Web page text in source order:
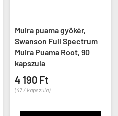
Muira puama gyökér,
Swanson Full Spectrum
Muira Puama Root, 90
kapszula
4 190 Ft
(47 / kapszula)